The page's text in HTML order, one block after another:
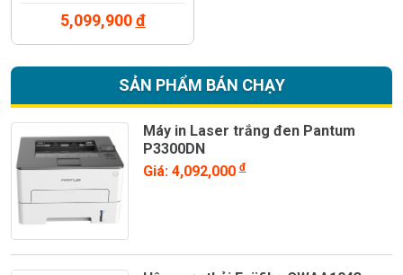
5,099,900đ
SẢN PHẨM BÁN CHẠY
Máy in Laser trắng đen Pantum
P3300DN
Giá: 4,092,000đ